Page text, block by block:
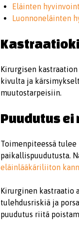
Eläinten
Luonnoneläinten
Kirurgisen
kivulta ja
muutostarpeisiin.
Puudutus ei
Toimenpiteessä tulee
paikallispuudutusta.
eläinlääkäriliiton
Kirurginen kastraatio
tulehdusriskiä ja
puudutus riitä